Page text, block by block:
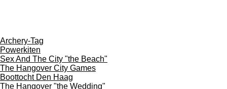
Archery-Tag
Powerkiten
Sex And The City "the Beach"
The Hangover City Games
Boottocht Den Haag
The Hangover "the Wedding"